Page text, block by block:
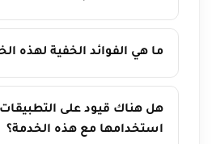
ما هي الفوائد الخفية لهذه
هل هناك قيود على
استخدامها مع هذه الخدمة؟